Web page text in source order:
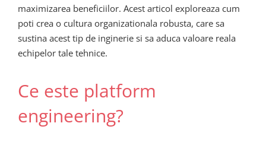
maximizarea beneficiilor. Acest articol exploreaza cum
poti crea o cultura organizationala robusta, care sa
sustina acest tip de inginerie si sa aduca valoare reala
echipelor tale tehnice.
Ce este platform
engineering?